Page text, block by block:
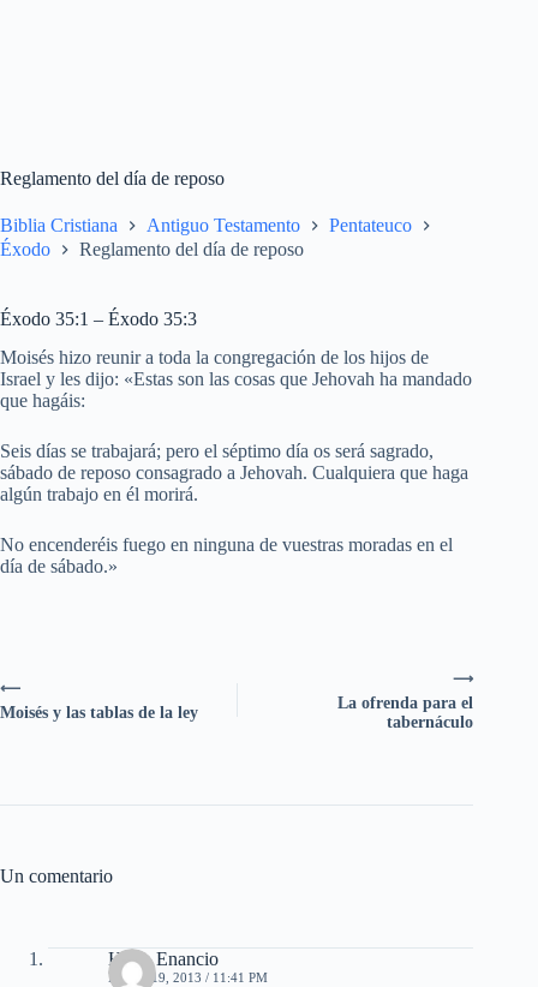
Reglamento del día de reposo
Biblia Cristiana Antiguo Testamento
Pentateuco
Éxodo
Reglamento del día de reposo
Éxodo 35:1 – Éxodo 35:3
Moisés hizo reunir a toda la congregación de los hijos de
Israel y les dijo: «Estas son las cosas que Jehovah ha mandado
que hagáis:
Seis días se trabajará; pero el séptimo día os será sagrado,
sábado de reposo consagrado a Jehovah. Cualquiera que haga
algún trabajo en él morirá.
No encenderéis fuego en ninguna de vuestras moradas en el
día de sábado.»
⟶
La ofrenda para el
tabernáculo
⟵
Moisés y las tablas de la ley
Un comentario
Hugo Enancio
MAYO 19, 2013 / 11:41 PM